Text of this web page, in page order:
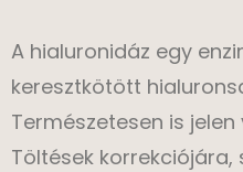
A hialuronidáz egy
keresztkötött
Természetesen is
Töltések korrekciójára,